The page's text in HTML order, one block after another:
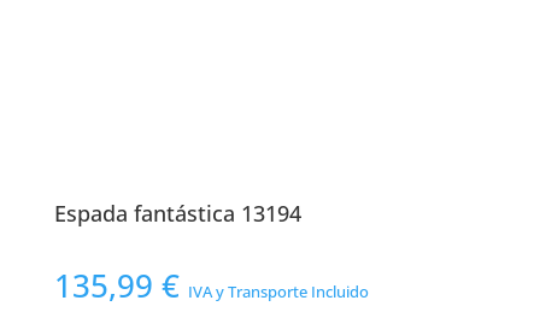
Espada fantástica 13194
135,99 € IVA y Transporte Incluido